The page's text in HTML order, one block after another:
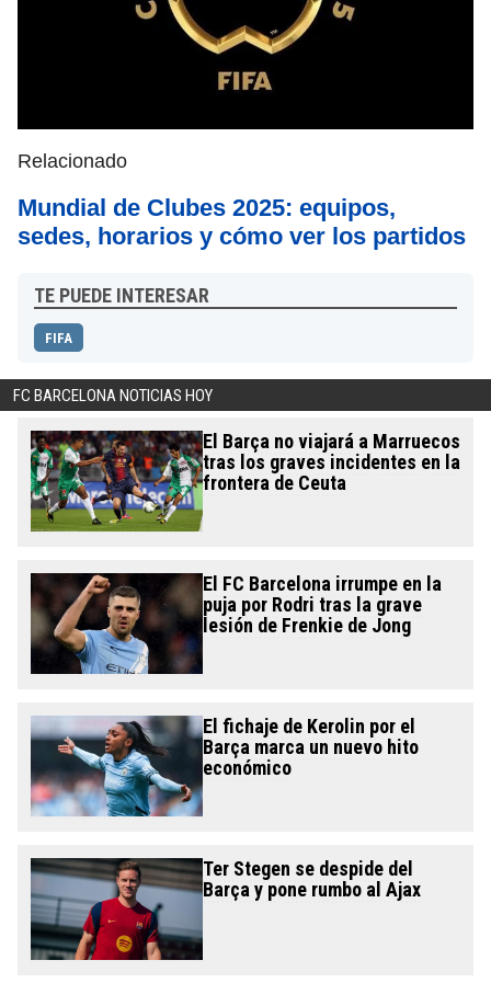
Relacionado
Mundial de Clubes 2025: equipos,
sedes, horarios y cómo ver los partidos
TE PUEDE INTERESAR
FIFA
FC BARCELONA NOTICIAS HOY
El Barça no viajará a Marruecos
tras los graves incidentes en la
frontera de Ceuta
El FC Barcelona irrumpe en la
puja por Rodri tras la grave
lesión de Frenkie de Jong
El fichaje de Kerolin por el
Barça marca un nuevo hito
económico
Ter Stegen se despide del
Barça y pone rumbo al Ajax